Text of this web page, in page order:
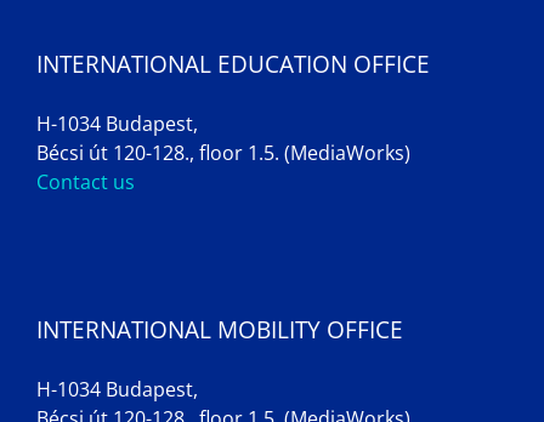
INTERNATIONAL EDUCATION OFFICE
H-1034 Budapest,
Bécsi út 120-128., floor 1.5. (MediaWorks)
Contact us
INTERNATIONAL MOBILITY OFFICE
H-1034 Budapest,